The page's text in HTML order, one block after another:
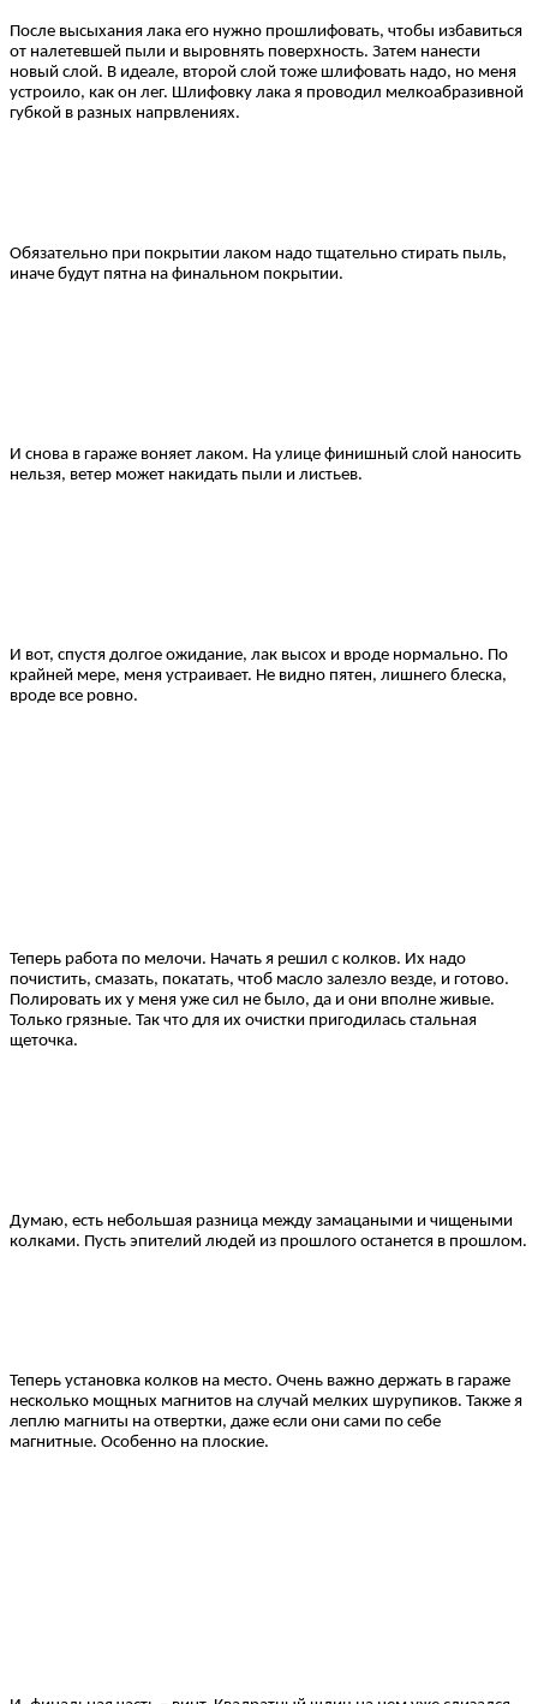
После высыхания лака его нужно прошлифовать, чтобы избавиться
от налетевшей пыли и выровнять поверхность. Затем нанести
новый слой. В идеале, второй слой тоже шлифовать надо, но меня
устроило, как он лег. Шлифовку лака я проводил мелкоабразивной
губкой в разных напрвлениях.
Обязательно при покрытии лаком надо тщательно стирать пыль,
иначе будут пятна на финальном покрытии.
И снова в гараже воняет лаком. На улице финишный слой наносить
нельзя, ветер может накидать пыли и листьев.
И вот, спустя долгое ожидание, лак высох и вроде нормально. По
крайней мере, меня устраивает. Не видно пятен, лишнего блеска,
вроде все ровно.
Теперь работа по мелочи. Начать я решил с колков. Их надо
почистить, смазать, покатать, чтоб масло залезло везде, и готово.
Полировать их у меня уже сил не было, да и они вполне живые.
Только грязные. Так что для их очистки пригодилась стальная
щеточка.
Думаю, есть небольшая разница между замацаными и чищеными
колками. Пусть эпителий людей из прошлого останется в прошлом.
Теперь установка колков на место. Очень важно держать в гараже
несколько мощных магнитов на случай мелких шурупиков. Также я
леплю магниты на отвертки, даже если они сами по себе
магнитные. Особенно на плоские.